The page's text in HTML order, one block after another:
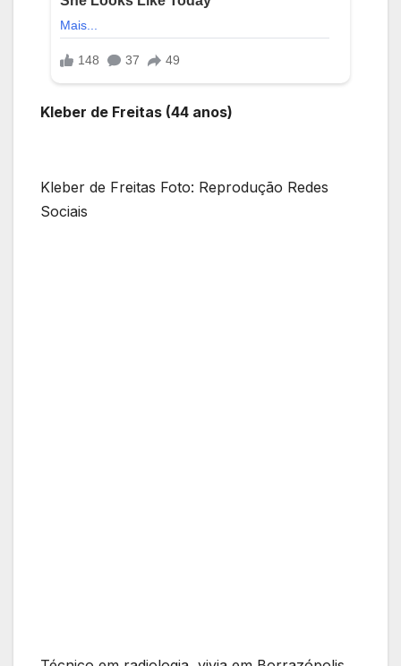
Kleber de Freitas (44 anos)
Kleber de Freitas Foto: Reprodução Redes
Sociais